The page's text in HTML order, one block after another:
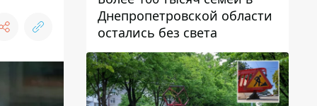
Днепропетровской области
остались без света